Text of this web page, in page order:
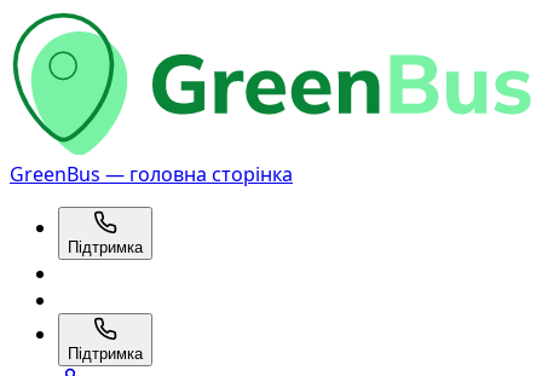
GreenBus — головна сторінка
Підтримка
Підтримка